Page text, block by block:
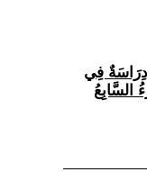
دِرَاسَةٌ فِي
السَّابِعُ